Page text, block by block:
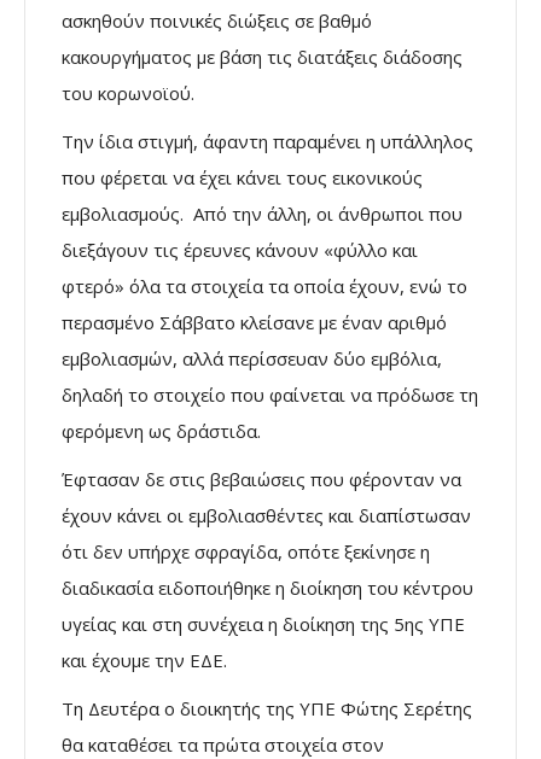
ασκηθούν ποινικές διώξεις σε βαθμό
κακουργήματος με βάση τις διατάξεις διάδοσης
του κορωνοϊού.
Την ίδια στιγμή, άφαντη παραμένει η υπάλληλος
που φέρεται να έχει κάνει τους εικονικούς
εμβολιασμούς. Από την άλλη, οι άνθρωποι που
διεξάγουν τις έρευνες κάνουν «φύλλο και
φτερό» όλα τα στοιχεία τα οποία έχουν, ενώ το
περασμένο Σάββατο κλείσανε με έναν αριθμό
εμβολιασμών, αλλά περίσσευαν δύο εμβόλια,
δηλαδή το στοιχείο που φαίνεται να πρόδωσε τη
φερόμενη ως δράστιδα.
Έφτασαν δε στις βεβαιώσεις που φέρονταν να
έχουν κάνει οι εμβολιασθέντες και διαπίστωσαν
ότι δεν υπήρχε σφραγίδα, οπότε ξεκίνησε η
διαδικασία ειδοποιήθηκε η διοίκηση του κέντρου
υγείας και στη συνέχεια η διοίκηση της 5ης ΥΠΕ
και έχουμε την ΕΔΕ.
Τη Δευτέρα ο διοικητής της ΥΠΕ Φώτης Σερέτης
θα καταθέσει τα πρώτα στοιχεία στον